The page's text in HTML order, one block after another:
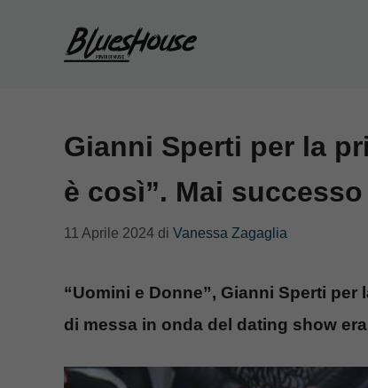
Gianni Sperti per la
è così”. Mai
11 Aprile 2024 di Vanessa Zagaglia
“Uomini e Donne”, Gianni Sperti
di messa in onda del dating show